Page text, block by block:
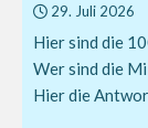
29. Juli 2026
Hier sind die
Wer sind die
Hier die